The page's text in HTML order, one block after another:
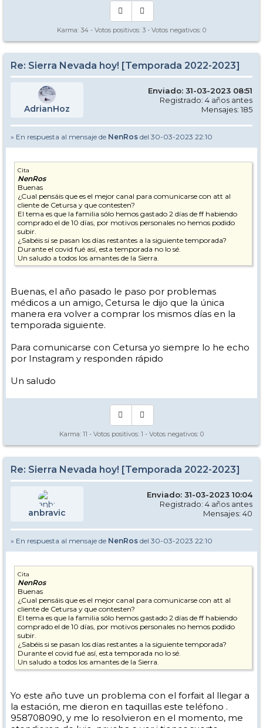
Karma: 34 - Votos positivos: 3 - Votos negativos: 0
Re: Sierra Nevada hoy! [Temporada 2022-2023]
AdrianHoz
Enviado: 31-03-2023 08:51
Registrado: 4 años antes
Mensajes: 185
» En respuesta al mensaje de NenRos del 30-03-2023 22:10
Cita
NenRos
Buenas
¿Cual pensáis que es el mejor canal para comunicarse con att al
cliente de Cetursa y que contesten?
El tema es que la familia sólo hemos gastado 2 días de ff habiendo
comprado el de 10 días, por motivos personales no hemos podido
subir.
¿Sabéis si se pasan los días restantes a la siguiente temporada?
Durante el covid fué así, esta temporada no lo sé.
Un saludo a todos los amantes de la Sierra.
Buenas, el año pasado le paso por problemas
médicos a un amigo, Cetursa le dijo que la única
manera era volver a comprar los mismos días en la
temporada siguiente.
Para comunicarse con Cetursa yo siempre lo he echo
por Instagram y responden rápido
Un saludo
Karma: 11 - Votos positivos: 1 - Votos negativos: 0
Re: Sierra Nevada hoy! [Temporada 2022-2023]
anbravic
Enviado: 31-03-2023 10:04
Registrado: 4 años antes
Mensajes: 40
» En respuesta al mensaje de NenRos del 30-03-2023 22:10
Cita
NenRos
Buenas
¿Cual pensáis que es el mejor canal para comunicarse con att al
cliente de Cetursa y que contesten?
El tema es que la familia sólo hemos gastado 2 días de ff habiendo
comprado el de 10 días, por motivos personales no hemos podido
subir.
¿Sabéis si se pasan los días restantes a la siguiente temporada?
Durante el covid fué así, esta temporada no lo sé.
Un saludo a todos los amantes de la Sierra.
Yo este año tuve un problema con el forfait al llegar a
la estación, me dieron en taquillas este teléfono .
958708090, y me lo resolvieron en el momento, me